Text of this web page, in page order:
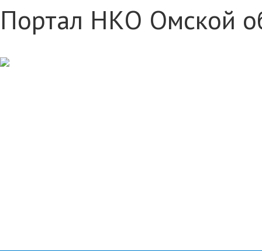
Портал НКО Омской